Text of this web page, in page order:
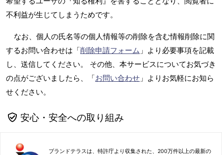
不利益が生じてしまうためです。
なお、個人の氏名等の個人情報等の削除を含む情報削除に関
するお問い合わせは「削除申請フォーム 」より必要事項を記載
し、送信してください。 その他、本サービスについてお気づき
の点がございましたら、「お問い合わせ 」よりお気軽にお知ら
せください。
安心・安全への取り組み
ブランドテラスは、特許庁より収集された、200万件以上の最新の